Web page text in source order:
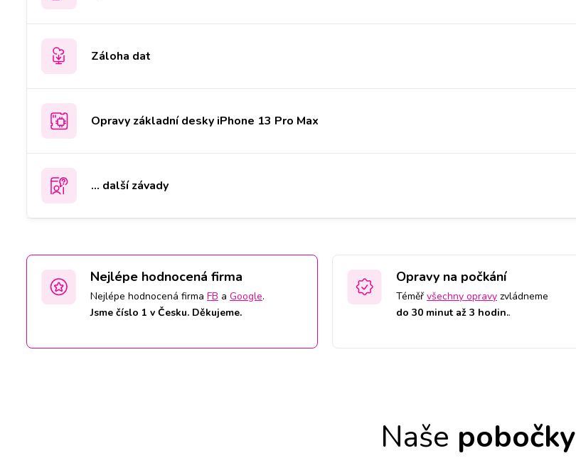
Záloha dat
Opravy základní desky iPhone 13 Pro Max
... další závady
Nejlépe hodnocená firma
Nejlépe hodnocená firma FB a Google.
Jsme číslo 1 v Česku. Děkujeme.
Opravy na počkání
Téměř všechny opravy zvládneme
do 30 minut až 3 hodin..
Naše pobočky